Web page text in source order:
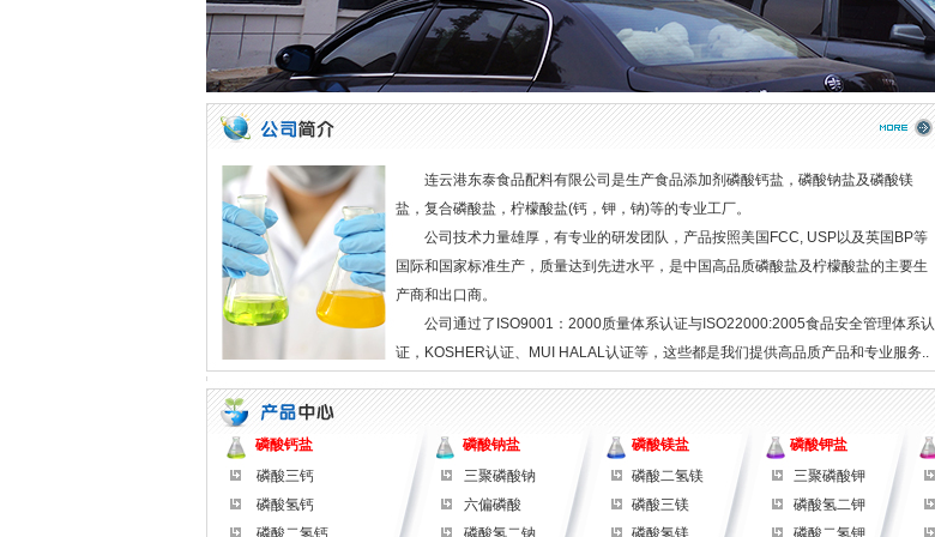
连云港东泰食品配料有限公司 是生产食品添加剂磷酸钙盐，磷酸钠盐及磷酸镁
盐，复合磷酸盐，柠檬酸盐(钙，钾，钠)等的专业工厂。
公司技术力量雄厚，有专业的研发团队，产品按照美国FCC, USP以及英国BP等
国际和国家标准生产，质量达到先进水平，是中国高品质磷酸盐及柠檬酸盐的主要生
产商和出口商。
公司通过了ISO9001：2000质量体系认证与ISO22000:2005食品安全管理体系认
证，KOSHER认证、MUI HALAL认证等，这些都是我们提供高品质产品和专业服务..
磷酸钙盐 磷酸钠盐 磷酸镁盐 磷酸钾盐
磷酸三钙
磷酸氢钙
磷酸二氢钙
三聚磷酸钠
六偏磷酸
磷酸氢二钠
磷酸二氢镁
磷酸三镁
磷酸氢镁
三聚磷酸钾
磷酸氢二钾
磷酸二氢钾